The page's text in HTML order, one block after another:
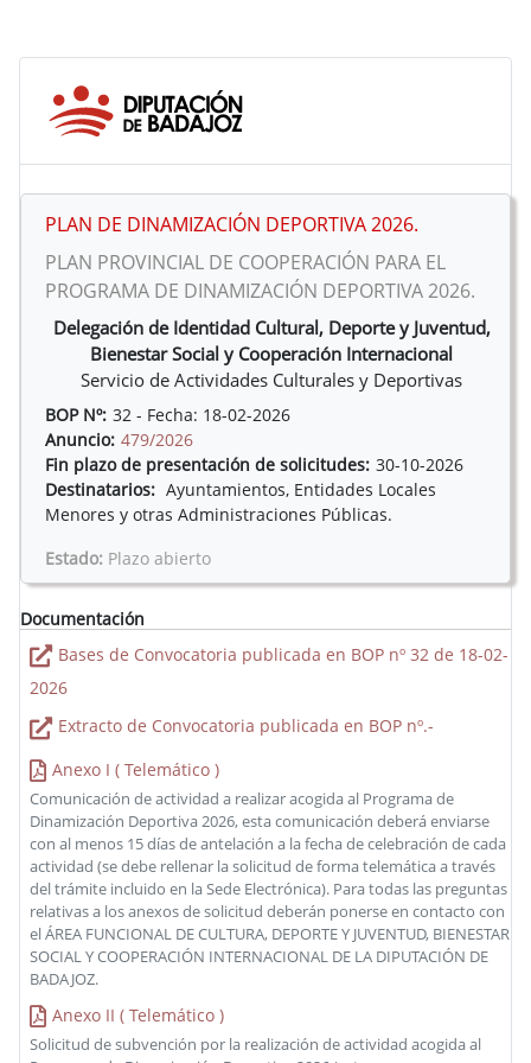
PLAN DE DINAMIZACIÓN DEPORTIVA 2026.
PLAN PROVINCIAL DE COOPERACIÓN PARA EL
PROGRAMA DE DINAMIZACIÓN DEPORTIVA 2026.
Delegación de Identidad Cultural, Deporte y Juventud,
Bienestar Social y Cooperación Internacional
Servicio de Actividades Culturales y Deportivas
BOP Nº: 32 - Fecha: 18-02-2026
Anuncio: 479/2026
Fin plazo de presentación de solicitudes: 30-10-2026
Destinatarios: Ayuntamientos, Entidades Locales
Menores y otras Administraciones Públicas.
Estado: Plazo abierto
Documentación
Bases de Convocatoria publicada en BOP nº 32 de 18-02-
2026
Extracto de Convocatoria publicada en BOP nº.-
Anexo I ( Telemático )
Comunicación de actividad a realizar acogida al Programa de
Dinamización Deportiva 2026, esta comunicación deberá enviarse
con al menos 15 días de antelación a la fecha de celebración de cada
actividad (se debe rellenar la solicitud de forma telemática a través
del trámite incluido en la Sede Electrónica). Para todas las preguntas
relativas a los anexos de solicitud deberán ponerse en contacto con
el ÁREA FUNCIONAL DE CULTURA, DEPORTE Y JUVENTUD, BIENESTAR
SOCIAL Y COOPERACIÓN INTERNACIONAL DE LA DIPUTACIÓN DE
BADAJOZ.
Anexo II ( Telemático )
Solicitud de subvención por la realización de actividad acogida al